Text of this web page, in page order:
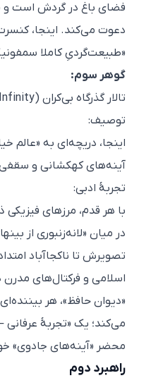
فضای باغ در گردش است و
دعوت می‌کند. اینجا، کنسرت
«طبیعت‌گردیِ کاملا سمفونیک
گوهر سوم:
تالار گذرگاه بی‌کران (The Passage of Infinity)
توصیف:
اینجا، دریچه‌ای به «عالم
آینه‌های کهکشانی و سقفی از
تجربهٔ ادبی:
با هر قدم، مرزهای فیزیکی
در میان «لانه‌زنبوری از
تصویرش تا ناکجاآباد امتداد
اسلامی و فرکتال‌های مدرن
«دیوان حافظ»، هر بیننده‌ای
می‌کند؛ یک «تجربۀ عرفانی –
محضر «آینه‌های جادوی»
راهبرد دوم